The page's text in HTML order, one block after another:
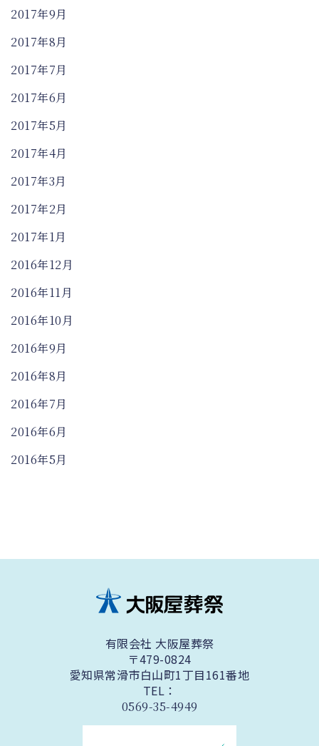
2017年9月
2017年8月
2017年7月
2017年6月
2017年5月
2017年4月
2017年3月
2017年2月
2017年1月
2016年12月
2016年11月
2016年10月
2016年9月
2016年8月
2016年7月
2016年6月
2016年5月
有限会社 大阪屋葬祭
〒479-0824
愛知県常滑市白山町1丁目161番地
TEL：
0569-35-4949